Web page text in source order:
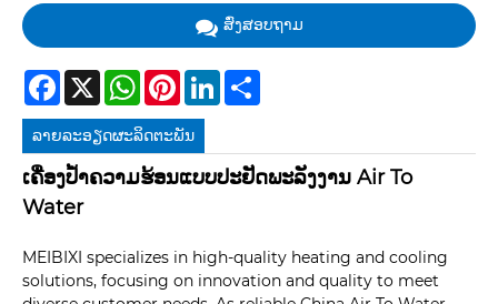
ສົ່ງສອບຖາມ
Facebook
X WhatsAppPinterestLinkedIn
ລາຍ​ລະ​ອຽດ​ຜະ​ລິດ​ຕະ​ພັນ
ເຄື່ອງປ້ຳຄວາມຮ້ອນແບບປະຢັດພະລັງງານ Air To
Water
MEIBIXI specializes in high-quality heating and cooling
solutions, focusing on innovation and quality to meet